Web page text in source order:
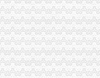
记证书信息__江海